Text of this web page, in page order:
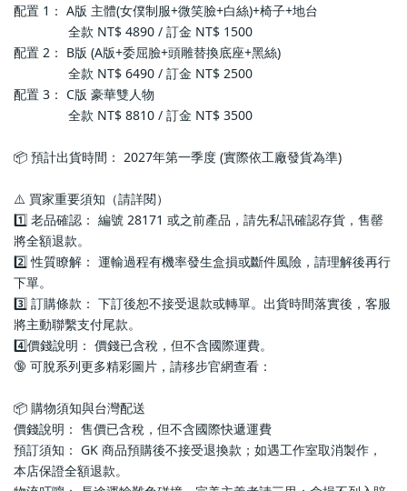
配置 1： A版 主體(女僕制服+微笑臉+白絲)+椅子+地台
全款 NT$ 4890 / 訂金 NT$ 1500
配置 2： B版 (A版+委屈臉+頭雕替換底座+黑絲)
全款 NT$ 6490 / 訂金 NT$ 2500
配置 3： C版 豪華雙人物
全款 NT$ 8810 / 訂金 NT$ 3500
📦 預計出貨時間： 2027年第一季度 (實際依工廠發貨為準)
⚠️ 買家重要須知（請詳閱）
1️⃣ 老品確認： 編號 28171 或之前產品，請先私訊確認存貨，售罄
將全額退款。
2️⃣ 性質瞭解： 運輸過程有機率發生盒損或斷件風險，請理解後再行
下單。
3️⃣ 訂購條款： 下訂後恕不接受退款或轉單。出貨時間落實後，客服
將主動聯繫支付尾款。
4️⃣價錢說明： 價錢已含稅，但不含國際運費。
🔞 可脫系列更多精彩圖片，請移步官網查看：
📦 購物須知與台灣配送
價錢說明： 售價已含稅，但不含國際快遞運費
預訂須知： GK 商品預購後不接受退換款；如遇工作室取消製作，
本店保證全額退款。